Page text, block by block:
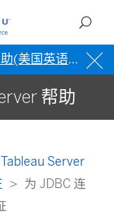
(美国英语) 。
帮助
Server
为 JDBC 连